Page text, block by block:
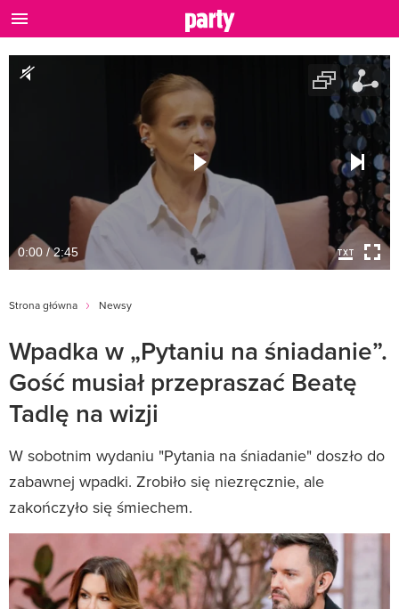
0:00 / 2:45
Strona główna Newsy
Wpadka w „Pytaniu na śniadanie”.
Gość musiał przepraszać Beatę
Tadlę na wizji
W sobotnim wydaniu "Pytania na śniadanie" doszło do
zabawnej wpadki. Zrobiło się niezręcznie, ale
zakończyło się śmiechem.